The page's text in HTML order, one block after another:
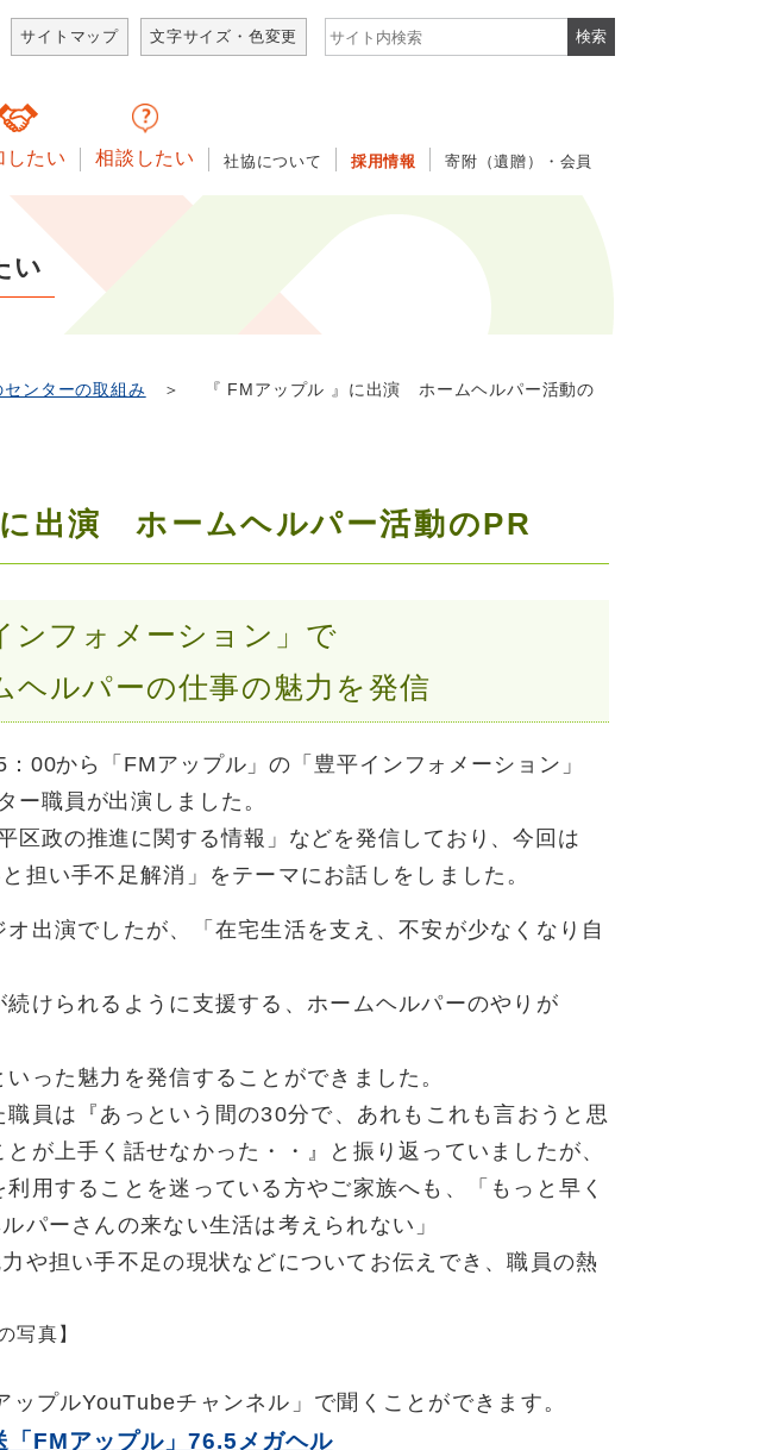
サイトマップ 文字サイズ・色変更 サイト内検索
したい 相談したい 社協について 採用情報 寄附（遺贈）・会員
い
センターの取組み ＞ 『 FMアップル 』に出演 ホームヘルパー活動の
に出演 ホームヘルパー活動のPR
ンフォメーション」で
の仕事の魅力を発信
00から「FMアップル」の「豊平インフォメーション」
ー職員が出演しました。
区政の推進に関する情報」などを発信しており、今回は
担い手不足解消」をテーマにお話しをしました。
演でしたが、「在宅生活を支え、不安が少なくなり自
けられるように支援する、ホームヘルパーのやりが
った魅力を発信することができました。
は『あっという間の30分で、あれもこれも言おうと思
が上手く話せなかった・・』と振り返っていましたが、
用することを迷っている方やご家族へも、「もっと早く
パーさんの来ない生活は考えられない」
や担い手不足の現状などについてお伝えでき、職員の熱
写真】
ルYouTubeチャンネル」で聞くことができます。
「FMアップル」76.5 メガヘル